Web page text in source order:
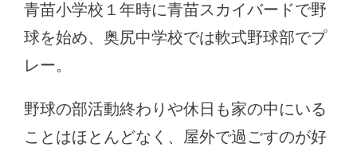
青苗小学校１年時に青苗スカイバードで野
球を始め、奥尻中学校では軟式野球部でプ
レー。
野球の部活動終わりや休日も家の中にいる
ことはほとんどなく、屋外で過ごすのが好